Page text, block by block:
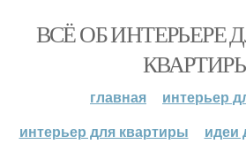
ВСЁ ОБ ИНТЕРЬЕРЕ
главная
интерьер
интерьер для квартиры
идеи